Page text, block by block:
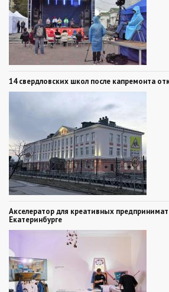
14 свердловских школ после капремонта
Акселератор для креативных
Екатеринбурге